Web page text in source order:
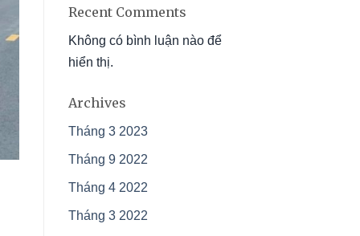
Recent Comments
Không có bình luận nào để
hiển thị.
Archives
Tháng 3 2023
Tháng 9 2022
Tháng 4 2022
Tháng 3 2022